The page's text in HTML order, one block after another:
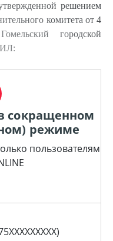
решением
комитета от 4
городской
сокращенном
режиме
пользователям